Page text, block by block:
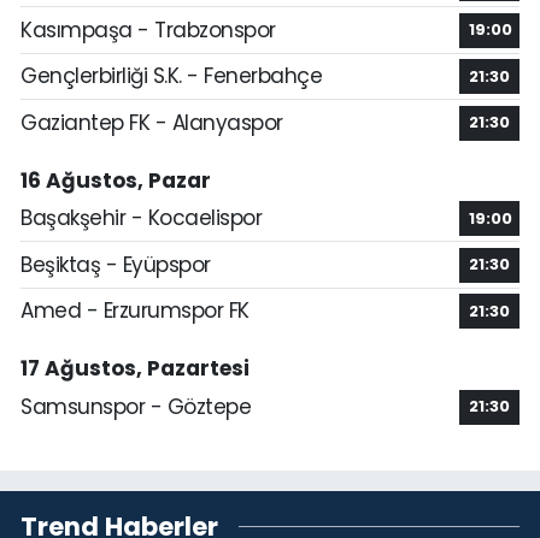
Kasımpaşa - Trabzonspor 19:00
Gençlerbirliği S.K. - Fenerbahçe 21:30
Gaziantep FK - Alanyaspor 21:30
16 Ağustos, Pazar
Başakşehir - Kocaelispor
19:00
Beşiktaş - Eyüpspor 21:30
Amed - Erzurumspor FK 21:30
17 Ağustos, Pazartesi
Samsunspor - Göztepe
21:30
Trend Haberler